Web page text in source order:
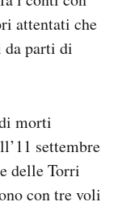
attentati che
da parti di
morti
settembre
delle Torri
con tre voli